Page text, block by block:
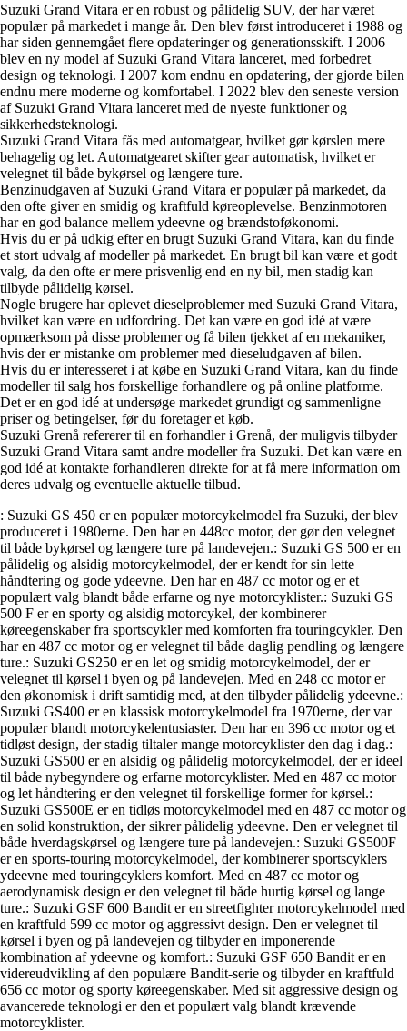
Suzuki Grand Vitara er en robust og pålidelig SUV, der har været
populær på markedet i mange år. Den blev først introduceret i 1988 og
har siden gennemgået flere opdateringer og generationsskift. I 2006
blev en ny model af Suzuki Grand Vitara lanceret, med forbedret
design og teknologi. I 2007 kom endnu en opdatering, der gjorde bilen
endnu mere moderne og komfortabel. I 2022 blev den seneste version
af Suzuki Grand Vitara lanceret med de nyeste funktioner og
sikkerhedsteknologi.
Suzuki Grand Vitara fås med automatgear, hvilket gør kørslen mere
behagelig og let. Automatgearet skifter gear automatisk, hvilket er
velegnet til både bykørsel og længere ture.
Benzinudgaven af Suzuki Grand Vitara er populær på markedet, da
den ofte giver en smidig og kraftfuld køreoplevelse. Benzinmotoren
har en god balance mellem ydeevne og brændstoføkonomi.
Hvis du er på udkig efter en brugt Suzuki Grand Vitara, kan du finde
et stort udvalg af modeller på markedet. En brugt bil kan være et godt
valg, da den ofte er mere prisvenlig end en ny bil, men stadig kan
tilbyde pålidelig kørsel.
Nogle brugere har oplevet dieselproblemer med Suzuki Grand Vitara,
hvilket kan være en udfordring. Det kan være en god idé at være
opmærksom på disse problemer og få bilen tjekket af en mekaniker,
hvis der er mistanke om problemer med dieseludgaven af bilen.
Hvis du er interesseret i at købe en Suzuki Grand Vitara, kan du finde
modeller til salg hos forskellige forhandlere og på online platforme.
Det er en god idé at undersøge markedet grundigt og sammenligne
priser og betingelser, før du foretager et køb.
Suzuki Grenå refererer til en forhandler i Grenå, der muligvis tilbyder
Suzuki Grand Vitara samt andre modeller fra Suzuki. Det kan være en
god idé at kontakte forhandleren direkte for at få mere information om
deres udvalg og eventuelle aktuelle tilbud.
: Suzuki GS 450 er en populær motorcykelmodel fra Suzuki, der blev
produceret i 1980erne. Den har en 448cc motor, der gør den velegnet
til både bykørsel og længere ture på landevejen.: Suzuki GS 500 er en
pålidelig og alsidig motorcykelmodel, der er kendt for sin lette
håndtering og gode ydeevne. Den har en 487 cc motor og er et
populært valg blandt både erfarne og nye motorcyklister.: Suzuki GS
500 F er en sporty og alsidig motorcykel, der kombinerer
køreegenskaber fra sportscykler med komforten fra touringcykler. Den
har en 487 cc motor og er velegnet til både daglig pendling og længere
ture.: Suzuki GS250 er en let og smidig motorcykelmodel, der er
velegnet til kørsel i byen og på landevejen. Med en 248 cc motor er
den økonomisk i drift samtidig med, at den tilbyder pålidelig ydeevne.:
Suzuki GS400 er en klassisk motorcykelmodel fra 1970erne, der var
populær blandt motorcykelentusiaster. Den har en 396 cc motor og et
tidløst design, der stadig tiltaler mange motorcyklister den dag i dag.:
Suzuki GS500 er en alsidig og pålidelig motorcykelmodel, der er ideel
til både nybegyndere og erfarne motorcyklister. Med en 487 cc motor
og let håndtering er den velegnet til forskellige former for kørsel.:
Suzuki GS500E er en tidløs motorcykelmodel med en 487 cc motor og
en solid konstruktion, der sikrer pålidelig ydeevne. Den er velegnet til
både hverdagskørsel og længere ture på landevejen.: Suzuki GS500F
er en sports-touring motorcykelmodel, der kombinerer sportscyklers
ydeevne med touringcyklers komfort. Med en 487 cc motor og
aerodynamisk design er den velegnet til både hurtig kørsel og lange
ture.: Suzuki GSF 600 Bandit er en streetfighter motorcykelmodel med
en kraftfuld 599 cc motor og aggressivt design. Den er velegnet til
kørsel i byen og på landevejen og tilbyder en imponerende
kombination af ydeevne og komfort.: Suzuki GSF 650 Bandit er en
videreudvikling af den populære Bandit-serie og tilbyder en kraftfuld
656 cc motor og sporty køreegenskaber. Med sit aggressive design og
avancerede teknologi er den et populært valg blandt krævende
motorcyklister.